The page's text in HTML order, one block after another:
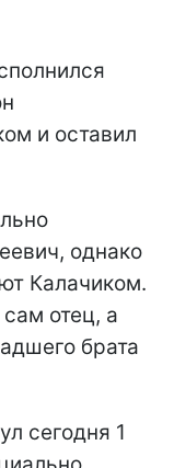
и оставил
однако
Калачиком.
отец, а
брата
сегодня 1